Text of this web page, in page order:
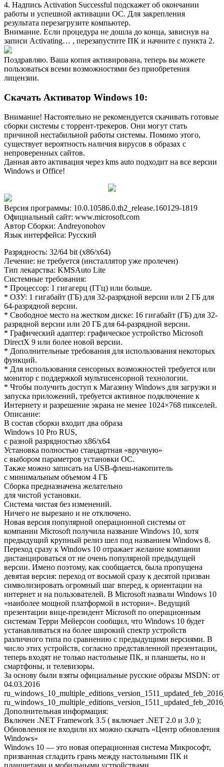
4. Надпись Activation Successful подскажет об окончании
работы и успешной активации ОС. Для закрепления
результата перезагрузите компьютер.
Внимание. Если процедура не дошла до конца, зависнув на
записи Activating… , перезапустите ПК и начните с пункта 2.
Поздравляю. Ваша копия активирована, теперь вы можете
пользоваться всеми возможностями без приобретения
лицензии.
Скачать Активатор Windows 10:
Внимание! Настоятельно не рекомендуется скачивать готовые
сборки системы с торрент-трекеров. Они могут стать
причиной нестабильной работы системы. Помимо этого,
существует вероятность наличия вирусов в образах с
непроверенных сайтов.
Данная авто активация через kms auto подходит на все версии
Windows и Office!
Версия программы: 10.0.10586.0.th2_release.160129-1819
Официальный сайт: www.microsoft.com
Автор Сборки: Andreyonohov
Язык интерфейса: Русский
Разрядность: 32/64 bit (x86/x64)
Лечение: не требуется (инсталлятор уже пролечен)
Тип лекарства: KMSAuto Lite
Системные требования:
* Процессор: 1 гигагерц (ГГц) или больше.
* ОЗУ: 1 гигабайт (ГБ) для 32-разрядной версии или 2 ГБ для
64-разрядной версии.
* Свободное место на жестком диске: 16 гигабайт (ГБ) для 32-
разрядной версии или 20 ГБ для 64-разрядной версии.
* Графический адаптер: графическое устройство Microsoft
DirectX 9 или более новой версии.
* Дополнительные требования для использования некоторых
функций.
* Для использования сенсорных возможностей требуется или
монитор с поддержкой мультисенсорной технологии.
* Чтобы получить доступ к Магазину Windows для загрузки и
запуска приложений, требуется активное подключение к
Интернету и разрешение экрана не менее 1024×768 пикселей.
Описание:
В состав сборки входит два образа
Windows 10 Pro RUS,
с разной разрядностью x86/x64
Установка полностью стандартная «вручную»
с выбором параметров установки ОС.
Также можно записать на USB-флеш-накопитель
с минимальным объемом 4 ГБ
Сборка предназначена желательно
для чистой установки.
Система чистая без изменений.
Ничего не вырезано и не отключено.
Новая версия популярной операционной системы от
компании Microsoft получила название Windows 10, хотя
предыдущий крупный релиз шел под названием Windows 8.
Переход сразу к Windows 10 отражает желание компании
дистанцироваться от не очень популярной предыдущей
версии. Имено поэтому, как сообщается, была пропущена
девятая версия: переход от восьмой сразу к десятой призван
символизировать огромный шаг вперед, к ориентации на
интернет и на пользователей. В Microsoft назвали Windows 10
«наиболее мощной платформой в истории». Ведущий
презентации вице-президент Microsoft по операционным
системам Терри Мейерсон сообщил, что Windows 10 будет
устанавливаться на более широкий спектр устройств
различного типа по сравнению с предыдущими версиями. В
число этих устройств, согласно представленной презентации,
теперь входят не только настольные ПК, и планшеты, но и
смартфоны, и телевизоры.
За основу были взяты официальные русские образы MSDN: от
04.03.2016
Дополнительная информация:
Включен .NET Framework 3.5 ( включает .NET 2.0 и 3.0 );
Обновления не входили их можно скачать «Центр обновления
Windows»
Windows 10 — это новая операционная система Микрософт,
призванная сгладить грань между настольными ПК и
планшетами и мобильными устройствами.